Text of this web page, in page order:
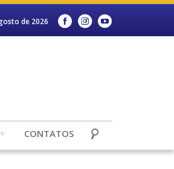
de 2026
CONTATOS